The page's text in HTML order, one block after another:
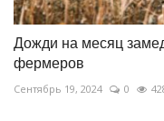
Дожди на месяц
фермеров
Сентябрь 19, 2024 0